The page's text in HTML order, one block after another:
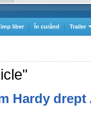
liber În curând Trailer
Hardy drept